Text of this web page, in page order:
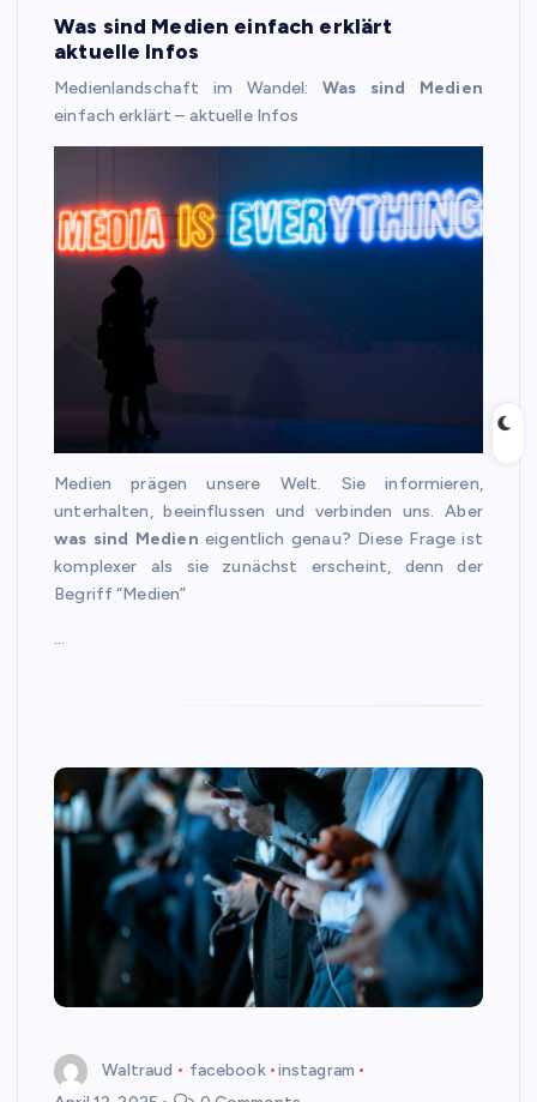
Was sind Medien einfach erklärt
aktuelle Infos
Medienlandschaft im Wandel:Was sind Medien
einfach erklärt – aktuelle Infos
Medien prägen unsere Welt. Sie informieren,
unterhalten, beeinflussen und verbinden uns. Aber
was sind Medien eigentlich genau? Diese Frage ist
komplexer als sie zunächst erscheint, denn der
Begriff “Medien”
…
Waltraud facebook
instagram